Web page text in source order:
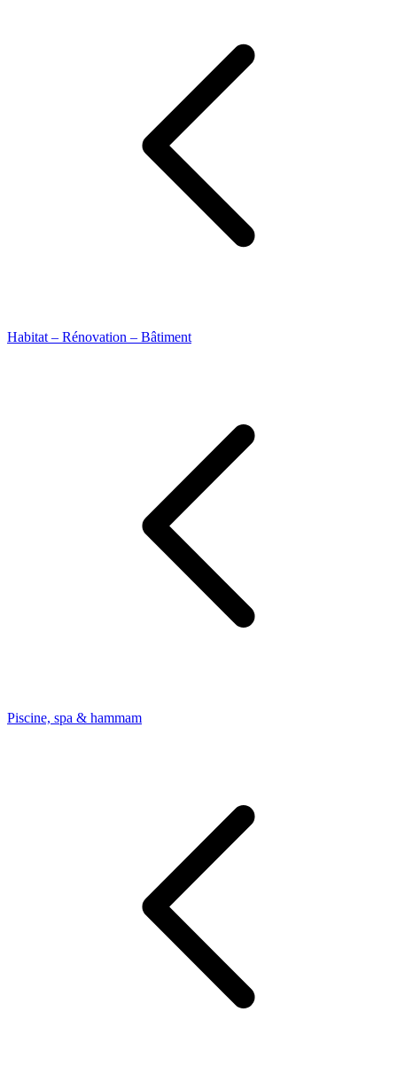
Habitat – Rénovation – Bâtiment
Piscine, spa & hammam